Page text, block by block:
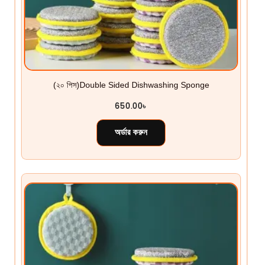
(২০ ‍পিস)Double Sided Dishwashing Sponge
650.00৳
অর্ডার করুন